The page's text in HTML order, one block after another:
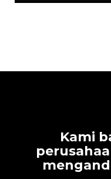
Kami